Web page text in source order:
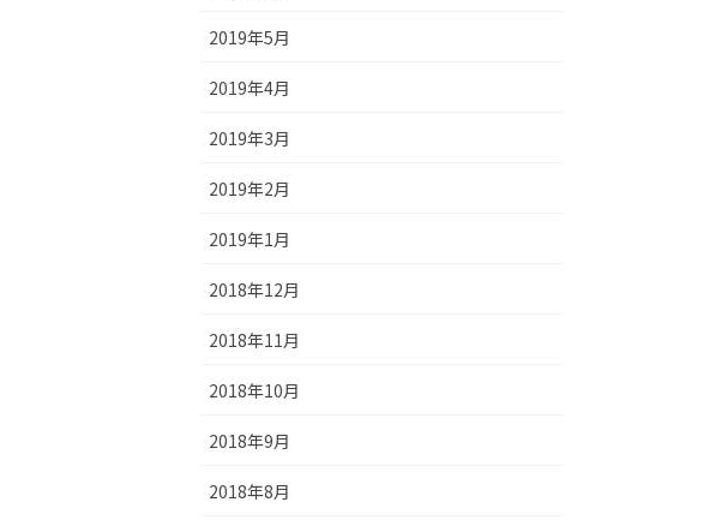
2019年5月
2019年4月
2019年3月
2019年2月
2019年1月
2018年12月
2018年11月
2018年10月
2018年9月
2018年8月